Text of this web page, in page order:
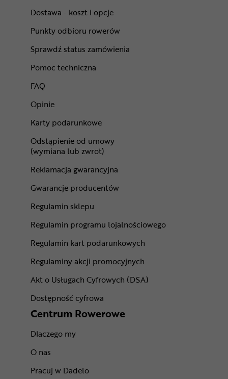
Dostawa - koszt i opcje
Punkty odbioru rowerów
Sprawdź status zamówienia
Pomoc techniczna
FAQ
Opinie
Karty podarunkowe
Odstąpienie od umowy
(wymiana lub zwrot)
Reklamacja gwarancyjna
Gwarancje producentów
Regulamin sklepu
Regulamin programu lojalnościowego
Regulamin kart podarunkowych
Regulaminy akcji promocyjnych
Akt o Usługach Cyfrowych (DSA)
Dostępność cyfrowa
Centrum Rowerowe
Dlaczego my
O nas
Pracuj w Dadelo